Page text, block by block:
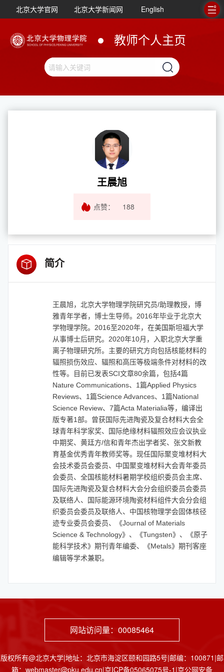
北京大学官网 北京大学新闻网 English
教师个人主页
王晨旭
点赞： 188
简介
王晨旭，北京大学物理学院研究员/助理教授， 博
雅青年学者， 博士生导师。2016年毕业于北京大
学物理学院。2016至2020年，在美国斯坦福大学
从事博士后研究。2020年10月，入职北京大学重
离子物理研究所。主要的研究方向包括核能材料的
辐照损伤效应、辐照和高压等极端条件对材料的改
性等。目前已发表SCI文章80余篇，包括4篇
Nature Communications、1篇Applied Physics
Reviews、1篇Science Advances、1篇National
Science Review、7篇Acta Materialia等，编译出
版专著1部。曾获国际先进陶瓷及复合材料大会全
球青年科学家奖、国际绝缘材料辐照效应会议执业
中期奖、黄廷方/信和青年杰出学者奖、张文新教
育基金优秀青年教师奖等。现任国际聚变堆材料大
会技术委员会委员、中国聚变堆材料大会青年委员
会委员、全国核能材料暑期学校组织委员会主席、
国际先进陶瓷及复合材料大会分会组织委员会委员
及联络人、国际能源环境陶瓷材料组件大会分会组
织委员会委员及联络人、中国核物理学会固体核径
迹专业委员会委员、《Journal of Materials
Science & Technology》、《Tungsten》、《原子
能科学技术》期刊青年编委、《Metals》期刊客座
编辑等学术兼职。
网站访问量： 00085464
版权所有@北京大学|地址：北京市海淀区颐和园路5号|邮编：100871|邮
箱：webmaster@pku.edu.cn|京ICP备05065075号-1|京公网安备